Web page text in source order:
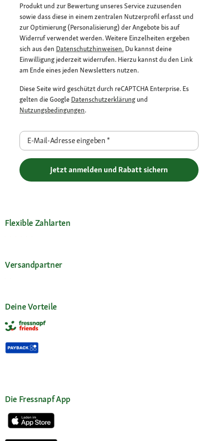
Produkt und zur Bewertung unseres Service zuzusenden
sowie dass diese in einem zentralen Nutzerprofil erfasst und
zur Optimierung (Personalisierung) der Angebote bis auf
Widerruf verwendet werden. Weitere Einzelheiten ergeben
sich aus den Datenschutzhinweisen. Du kannst deine
Einwilligung jederzeit widerrufen. Hierzu kannst du den Link
am Ende eines jeden Newsletters nutzen.
Diese Seite wird geschützt durch reCAPTCHA Enterprise. Es
gelten die Google Datenschutzerklärung und
Nutzungsbedingungen.
E-Mail-Adresse eingeben*
Jetzt anmelden und Rabatt sichern
Flexible Zahlarten
Versandpartner
Deine Vorteile
Die Fressnapf App